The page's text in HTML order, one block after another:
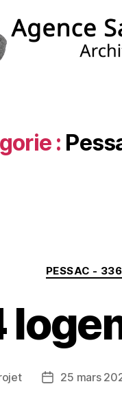
:
PESSAC -
25 mars